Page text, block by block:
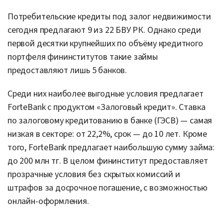
Потребительские кредиты под залог недвижимости
сегодня предлагают 9 из 22 БВУ РК. Однако среди
первой десятки крупнейших по объёму кредитного
портфеля фининститутов такие займы
предоставляют лишь 5 банков.
Среди них наиболее выгодные условия предлагает
ForteBank с продуктом «Залоговый кредит». Ставка
по залоговому кредитованию в банке (ГЭСВ) — самая
низкая в секторе: от 22,2%, срок — до 10 лет. Кроме
того, ForteBank предлагает наибольшую сумму займа:
до 200 млн тг. В целом фининститут предоставляет
прозрачные условия без скрытых комиссий и
штрафов за досрочное погашение, с возможностью
онлайн-оформления.